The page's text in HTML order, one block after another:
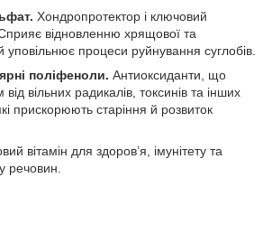
Хондропротектор і ключовий
відновленню хрящової та
уповільнює процеси руйнування суглобів.
поліфеноли. Антиоксиданти, що
вільних радикалів, токсинів та інших
прискорюють старіння й розвиток
вітамін для здоров’я, імунітету та
речовин.